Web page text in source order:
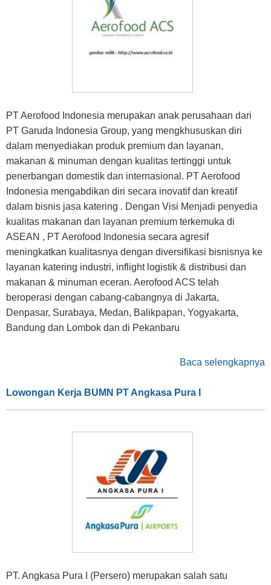
PT Aerofood Indonesia merupakan anak perusahaan dari
PT Garuda Indonesia Group, yang mengkhususkan diri
dalam menyediakan produk premium dan layanan,
makanan & minuman dengan kualitas tertinggi untuk
penerbangan domestik dan internasional. PT Aerofood
Indonesia mengabdikan diri secara inovatif dan kreatif
dalam bisnis jasa katering . Dengan Visi Menjadi penyedia
kualitas makanan dan layanan premium terkemuka di
ASEAN , PT Aerofood Indonesia secara agresif
meningkatkan kualitasnya dengan diversifikasi bisnisnya ke
layanan katering industri, inflight logistik & distribusi dan
makanan & minuman eceran. Aerofood ACS telah
beroperasi dengan cabang-cabangnya di Jakarta,
Denpasar, Surabaya, Medan, Balikpapan, Yogyakarta,
Bandung dan Lombok dan di Pekanbaru
Baca selengkapnya
Lowongan Kerja BUMN PT Angkasa Pura I
PT. Angkasa Pura I (Persero) merupakan salah satu